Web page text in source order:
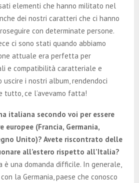
elementi che hanno militato nel
dei nostri caratteri che ci hanno
con determinate persone.
ci sono stati quando abbiamo
attuale era perfetta per
e compatibilità caratteriale e
i nostri album, rendendoci
tutto, ce l’avevamo fatta!
italiana secondo voi per essere
(Francia, Germania,
Unito)? Avete riscontrato delle
all’estero rispetto all’Italia?
è una domanda difficile. In generale,
la Germania, paese che conosco